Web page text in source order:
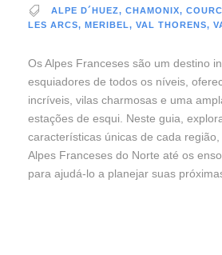
ALPE D´HUEZ, CHAMONIX,
LES ARCS, MERIBEL, VAL THORENS,
Os Alpes Franceses são um destino
esquiadores de todos os níveis,
incríveis, vilas charmosas e uma
estações de esqui. Neste guia,
características únicas de cada
Alpes Franceses do Norte até os
para ajudá-lo a planejar suas